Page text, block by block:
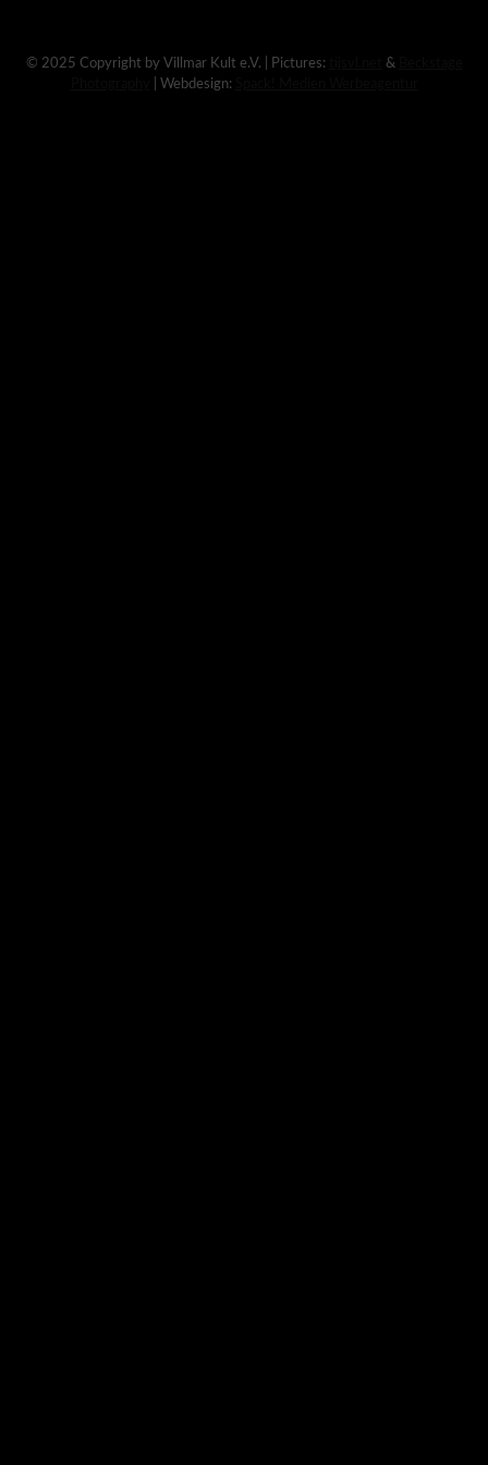
© 2025 Copyright by Villmar Kult e.V. | Pictures: &
| Webdesign: